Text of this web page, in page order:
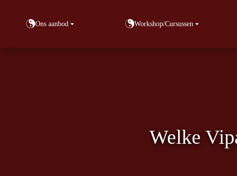
Ons aanbod Workshop/Cursussen
Welke